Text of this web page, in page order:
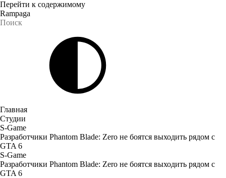
Перейти к содержимому
Rampaga
Главная
Студии
S-Game
Разработчики Phantom Blade: Zero не боятся выходить рядом с
GTA 6
S-Game
Разработчики Phantom Blade: Zero не боятся выходить рядом с
GTA 6